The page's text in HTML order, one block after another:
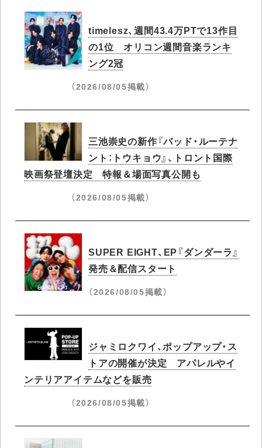
timelesz、週間43.4万PTで13作目
の1位​ オリコン週間音楽ランキ
ング2冠
（2026/08/05掲載）
三池崇史の新作『バッド・ルーテナ
ント：トウキョウ』、トロント国際
映画祭登壇決定 特報＆場面写真公開も
（2026/08/05掲載）
SUPER EIGHT、EP『ダンダーラ』
発売＆配信スタート
（2026/08/05掲載）
ジャミロクワイ、ポップアップ・ス
トアの開催が決定 アパレルやイ
ンテリアアイテムなどを販売
（2026/08/05掲載）